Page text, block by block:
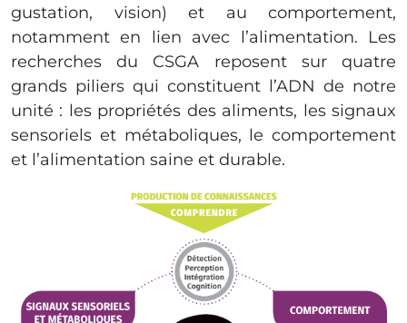
gustation, vision) et au comportement,
notamment en lien avec l’alimentation. Les
recherches du CSGA reposent sur quatre
grands piliers qui constituent l’ADN de notre
unité : les propriétés des aliments, les signaux
sensoriels et métaboliques, le comportement
et l’alimentation saine et durable.